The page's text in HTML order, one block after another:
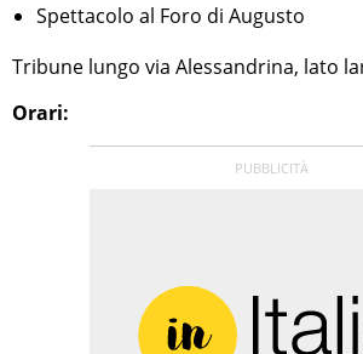
Spettacolo al Foro di Augusto
Tribune lungo via Alessandrina, lato
Orari: